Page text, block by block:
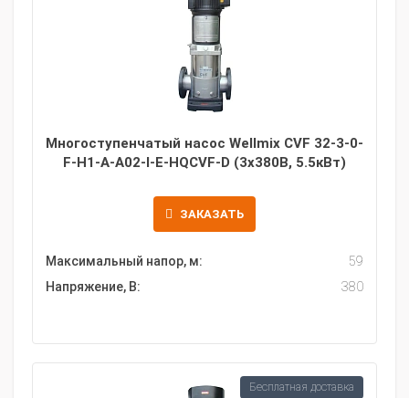
Многоступенчатый насос Wellmix CVF 32-3-0-
F-H1-A-A02-I-E-HQCVF-D (3х380В, 5.5кВт)
ЗАКАЗАТЬ
Максимальный напор, м:
59
Напряжение, В:
380
Бесплатная доставка